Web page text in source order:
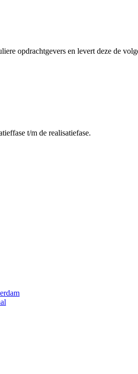
opdrachtgevers en levert deze de
t/m de realisatiefase.